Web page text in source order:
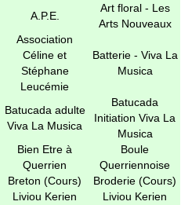
A.P.E.
Art floral - Les
Arts Nouveaux
Association
Céline et
Stéphane
Leucémie
Batterie - Viva La
Musica
Batucada adulte
Viva La Musica
Batucada
Initiation Viva La
Musica
Bien Etre à
Querrien
Boule
Querriennoise
Breton (Cours)
Liviou Kerien
Broderie (Cours)
Liviou Kerien